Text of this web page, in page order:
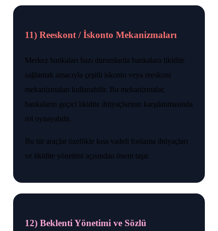
11) Reeskont / İskonto Mekanizmaları
Merkez bankaları bazı durumlarda bankalara likidite
sağlamak amacıyla çeşitli iskonto veya reeskont
mekanizmaları kullanabilir. Bu mekanizmalar,
bankaların geçici likidite ihtiyaçlarının karşılanmasında
rol oynayabilir.
Bu tür araçlar özellikle kısa vadeli fonlama ihtiyaçları
ve likidite yönetimi açısından önem taşır.
12) Beklenti Yönetimi ve Sözlü